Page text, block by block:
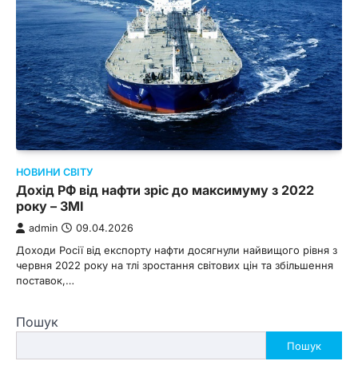
НОВИНИ СВІТУ
Дохід РФ від нафти зріс до максимуму з 2022
року – ЗМІ
admin 09.04.2026
Доходи Росії від експорту нафти досягнули найвищого рівня з
червня 2022 року на тлі зростання світових цін та збільшення
поставок,…
Пошук
Пошук